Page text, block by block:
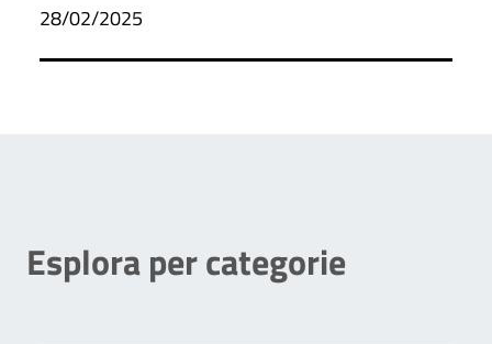
28/02/2025
Esplora per categorie